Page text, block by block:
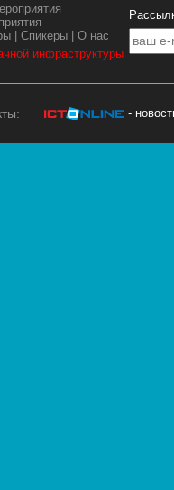
|Спикеры |О нас
инфраструктуры
-